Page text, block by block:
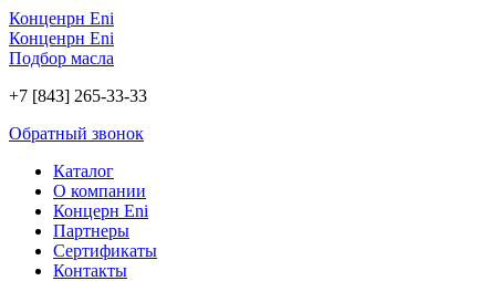
Конценрн Eni
Конценрн Eni
Подбор масла
+7 [843] 265-33-33
Обратный звонок
Каталог
О компании
Концерн Eni
Партнеры
Сертификаты
Контакты